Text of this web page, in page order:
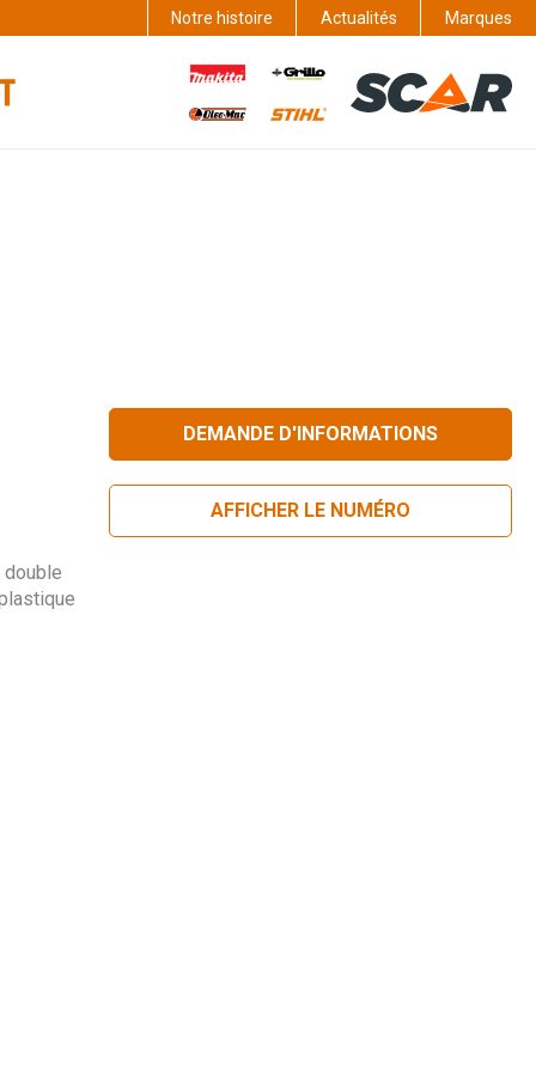
Notre histoire Actualités Marques
double
DEMANDE D'INFORMATIONS
AFFICHER LE NUMÉRO